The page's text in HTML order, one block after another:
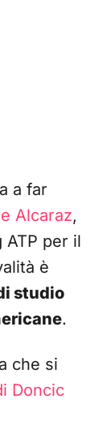
a far
Alcaraz,
ATP per il
è
studio
.
che si
Doncic